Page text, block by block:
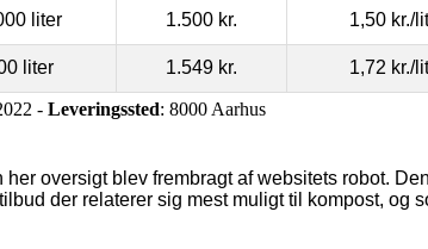
liter 1.500 kr. 1,50 kr./
liter 1.549 kr. 1,72 kr./
- Leveringssted: 8000 Aarhus
oversigt blev frembragt af websitets robot.
der relaterer sig mest muligt til kompost, og